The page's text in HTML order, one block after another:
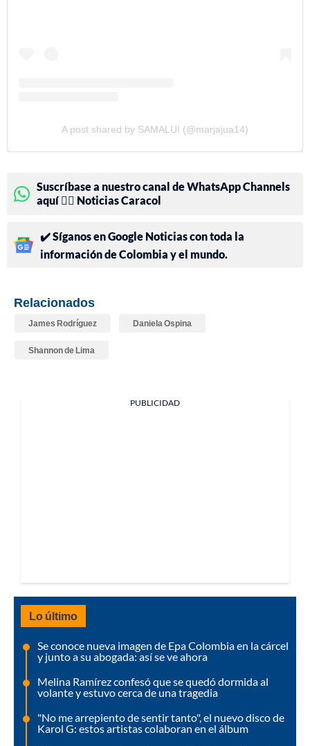
A post shared by SAMALUI (@marjajua14)
Suscríbase a nuestro canal de WhatsApp Channels
aquí 👉🏻 Noticias Caracol
✔️ Síganos en Google Noticias con toda la
información de Colombia y el mundo.
Relacionados
James Rodríguez Daniela Ospina
Shannon de Lima
PUBLICIDAD
Lo último
Se conoce nueva imagen de Epa Colombia en la cárcel
y junto a su abogada: así se ve ahora
Melina Ramírez confesó que se quedó dormida al
volante y estuvo cerca de una tragedia
"No me arrepiento de sentir tanto", el nuevo disco de
Karol G: estos artistas colaboran en el álbum